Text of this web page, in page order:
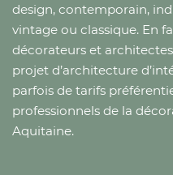
design, contemporain,
vintage ou classique. En
décorateurs et
projet d’architecture
parfois de tarifs
professionnels de la
Aquitaine.